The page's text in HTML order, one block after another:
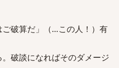
ご破算だ」（…この人！）有
破談になればそのダメージ